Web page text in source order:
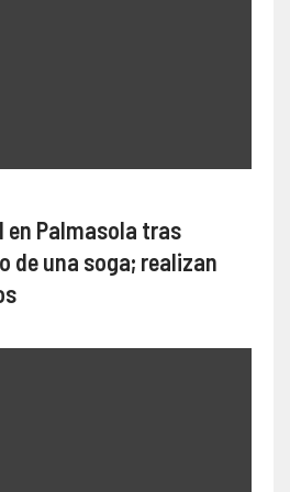
Palmasola tras
de una soga; realizan